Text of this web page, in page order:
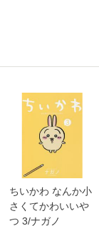
ちいかわ なんか小
さくてかわいいや
つ 3/ナガノ